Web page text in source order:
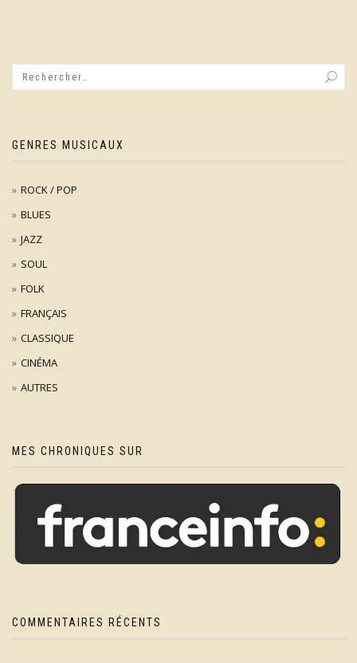
GENRES MUSICAUX
ROCK / POP
BLUES
JAZZ
SOUL
FOLK
FRANÇAIS
CLASSIQUE
CINÉMA
AUTRES
MES CHRONIQUES SUR
COMMENTAIRES RÉCENTS